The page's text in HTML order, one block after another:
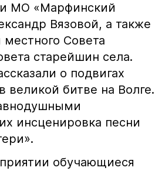
МО «Марфинский
Вязовой, а также
местного Совета
старейшин села.
о подвигах
великой битве на Волге.
инсценировка песни
обучающиеся